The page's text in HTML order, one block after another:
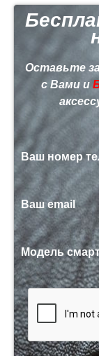
Оставьте
с Вами и
Ваш номер
Ваш email
Модель